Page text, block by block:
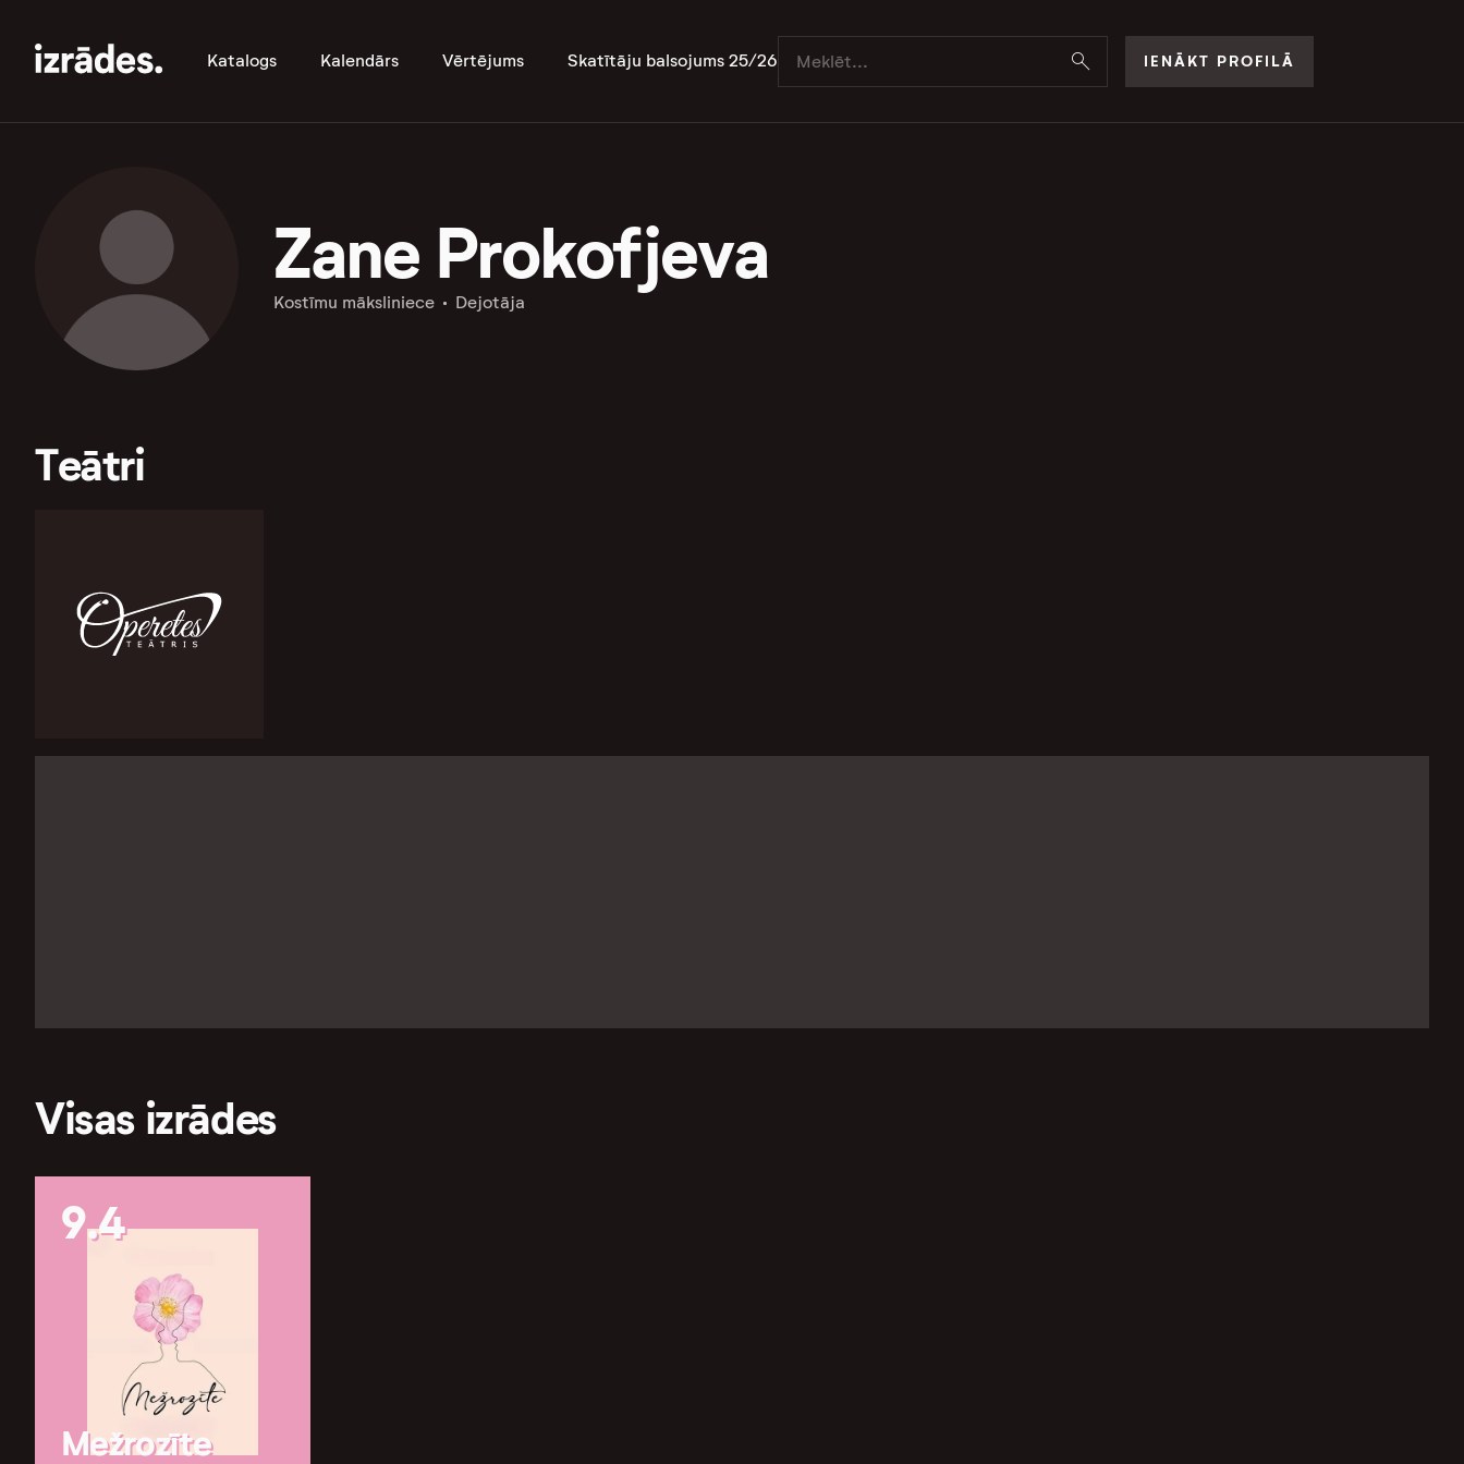
Katalogs Kalendārs Vērtējums Skatītāju balsojums 25/26 IENĀKT PROFILĀ
Zane Prokofjeva
Kostīmu māksliniece Dejotāja
Teātri
Visas izrādes
9.4
Mežrozīte